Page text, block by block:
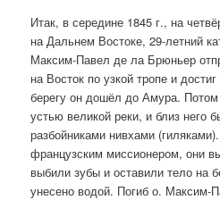
Итак, в середине 1845 г., на
на Дальнем Востоке, 29-летний
Максим-Павел де ла Брюньер
на Восток по узкой тропе и
берегу он дошёл до Амура. Потом
устью великой реки, и близ него
разбойниками нивхами
французским миссионером, они
выбили зубы и оставили тело на
унесено водой. Погиб о. Максим-